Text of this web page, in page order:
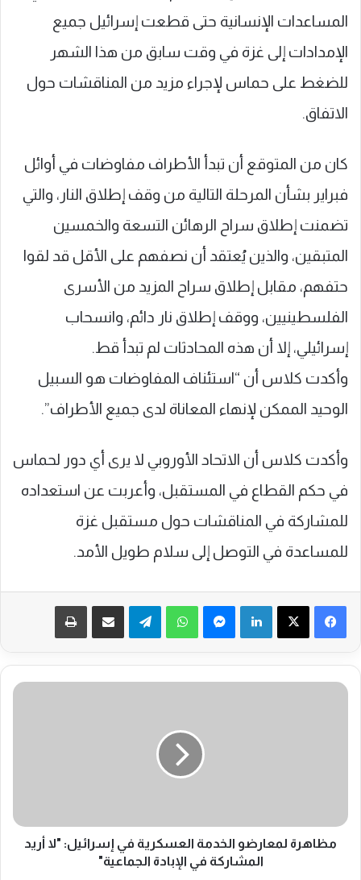
المساعدات الإنسانية حتى قطعت إسرائيل جميع
الإمدادات إلى غزة في وقت سابق من هذا الشهر
للضغط على حماس لإجراء مزيد من المناقشات حول
الاتفاق.
كان من المتوقع أن تبدأ الأطراف مفاوضات في أوائل
فبراير بشأن المرحلة التالية من وقف إطلاق النار، والتي
تضمنت إطلاق سراح الرهائن التسعة والخمسين
المتبقين، والذين يُعتقد أن نصفهم على الأقل قد لقوا
حتفهم، مقابل إطلاق سراح المزيد من الأسرى
الفلسطينيين، ووقف إطلاق نار دائم، وانسحاب
إسرائيلي، إلا أن هذه المحادثات لم تبدأ قط.
وأكدت كلاس أن “استئناف المفاوضات هو السبيل
الوحيد الممكن لإنهاء المعاناة لدى جميع الأطراف”.
وأكدت كلاس أن الاتحاد الأوروبي لا يرى أي دور لحماس
في حكم القطاع في المستقبل، وأعربت عن استعداده
للمشاركة في المناقشات حول مستقبل غزة
للمساعدة في التوصل إلى سلام طويل الأمد.
فيسبوك ‫X لينكدإن واتساب تيلقرام
م
ع
مظاهرة لمعارضو الخدمة العسكرية في إسرائيل: "لا أريد
المشاركة في الإبادة الجماعية"